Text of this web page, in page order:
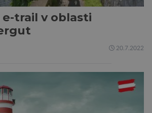
trail v oblasti
20.7.2022